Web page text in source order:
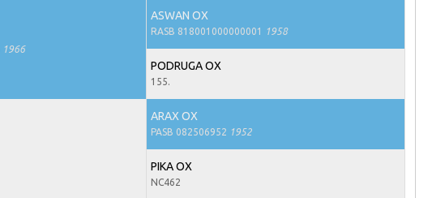
1966
ASWAN OX
RASB 818001000000001 1958
PODRUGA OX
155.
ARAX OX
PASB 082506952 1952
PIKA OX
NC462